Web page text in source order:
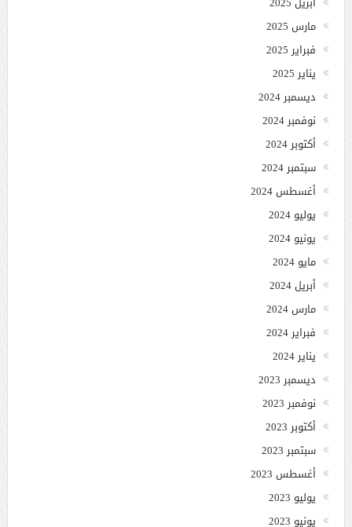
مارس 2025
فبراير 2025
يناير 2025
ديسمبر 2024
نوفمبر 2024
أكتوبر 2024
سبتمبر 2024
أغسطس 2024
يوليو 2024
يونيو 2024
مايو 2024
أبريل 2024
مارس 2024
فبراير 2024
يناير 2024
ديسمبر 2023
نوفمبر 2023
أكتوبر 2023
سبتمبر 2023
أغسطس 2023
يوليو 2023
يونيو 2023